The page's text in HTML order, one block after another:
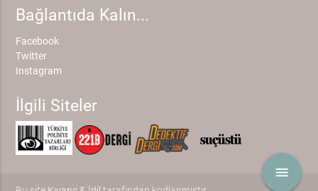
menu
Bağlantıda Kalın...
Facebook
Twitter
Instagram
İlgili Siteler